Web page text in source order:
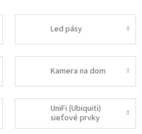
Led pásy
Kamera na dom
UniFi (Ubiquiti)
sieťové prvky